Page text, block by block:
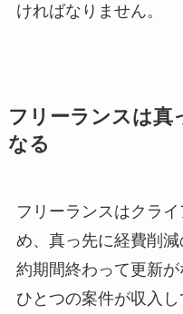
ければなりません。
フリーランスは真
なる
フリーランスはクラ
め、真っ先に経費削
約期間終わって更新が
ひとつの案件が収入